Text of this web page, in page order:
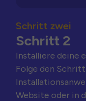
Schritt zwei
Schritt 2
Installiere deine
Folge den
Website oder in